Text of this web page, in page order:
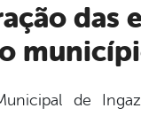
de